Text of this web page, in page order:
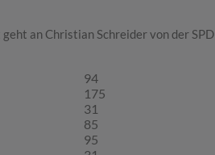
an Christian Schreider von der SPD
94
175
31
85
95